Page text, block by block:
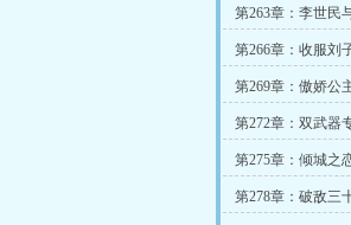
第263章：李世民
第266章：收服刘
第269章：傲娇公
第272章：双武器
第275章：倾城之
第278章：破敌三